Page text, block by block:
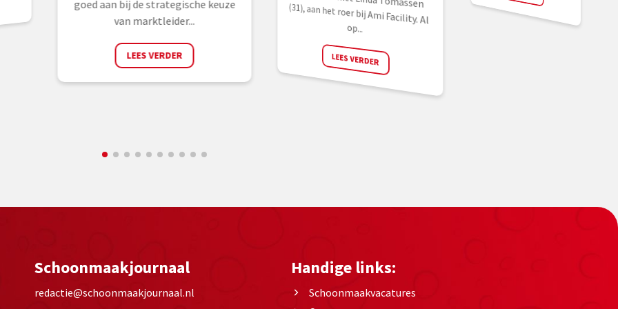
goed aan bij de strategische keuze
van marktleider...
LEES VERDER
op...
LEES VERDER
Schoonmaakjournaal
redactie@schoonmaakjournaal.nl
Handige links:
Schoonmaakvacatures